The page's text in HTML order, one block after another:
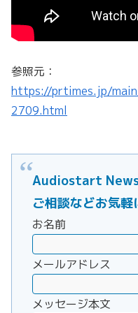
参照元：
https://prtimes.jp/
2709.html
Audiostart News
ご相談などお気軽
お名前
メールアドレス
メッセージ本文